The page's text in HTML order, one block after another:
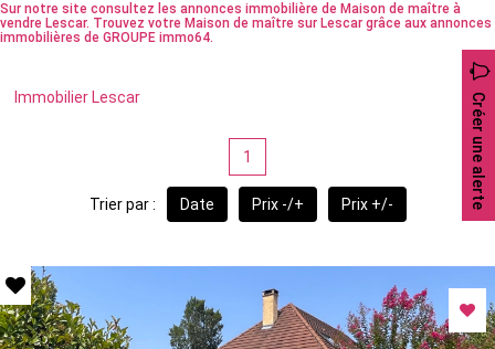
Sur notre site consultez les annonces immobilière de Maison de maître à
vendre Lescar. Trouvez votre Maison de maître sur Lescar grâce aux annonces
immobilières de GROUPE immo64.
Immobilier Lescar Créer une alerte
1
Trier par : Date Prix -/+ Prix +/-